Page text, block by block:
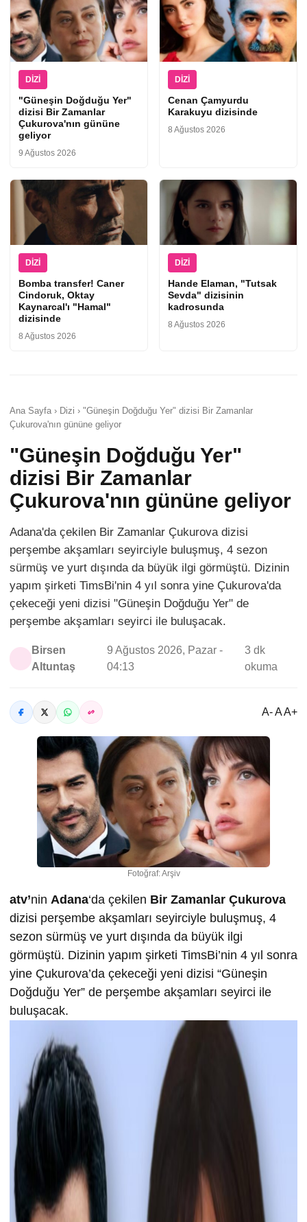
DIZI
"Güneşin Doğduğu Yer"
dizisi Bir Zamanlar
Çukurova'nın gününe
geliyor
9 Ağustos 2026
DIZI
Cenan Çamyurdu
Karakuyu dizisinde
8 Ağustos 2026
DIZI
Bomba transfer! Caner
Cindoruk, Oktay
Kaynarcal'ı "Hamal"
dizisinde
8 Ağustos 2026
DIZI
Hande Elaman, "Tutsak
Sevda" dizisinin
kadrosunda
8 Ağustos 2026
Ana Sayfa › Dizi › "Güneşin Doğduğu Yer" dizisi Bir Zamanlar
Çukurova'nın gününe geliyor
"Güneşin Doğduğu Yer"
dizisi Bir Zamanlar
Çukurova'nın gününe geliyor
Adana'da çekilen Bir Zamanlar Çukurova dizisi
perşembe akşamları seyirciyle buluşmuş, 4 sezon
sürmüş ve yurt dışında da büyük ilgi görmüştü. Dizinin
yapım şirketi TimsBi'nin 4 yıl sonra yine Çukurova'da
çekeceği yeni dizisi "Güneşin Doğduğu Yer" de
perşembe akşamları seyirci ile buluşacak.
Birsen
Altuntaş
9 Ağustos 2026, Pazar -
04:13
3 dk
okuma
A- A A+
Fotoğraf: Arşiv
atv’nin Adana‘da çekilen Bir Zamanlar Çukurova
dizisi perşembe akşamları seyirciyle buluşmuş, 4
sezon sürmüş ve yurt dışında da büyük ilgi
görmüştü. Dizinin yapım şirketi TimsBi’nin 4 yıl sonra
yine Çukurova’da çekeceği yeni dizisi “Güneşin
Doğduğu Yer” de perşembe akşamları seyirci ile
buluşacak.